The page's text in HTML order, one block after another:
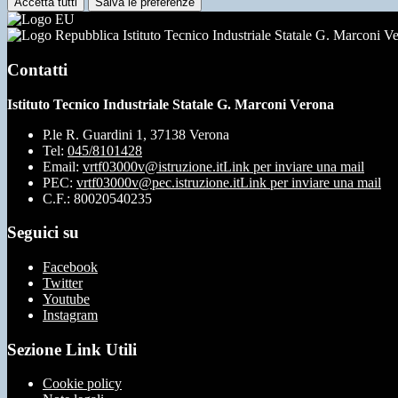
Istituto Tecnico Industriale Statale G. Marconi
Contatti
Istituto Tecnico Industriale Statale G. Marconi Verona
P.le R. Guardini 1, 37138 Verona
Tel: 045/8101428
Email: vrtf03000v@istruzione.itLink per inviare una mail
PEC: vrtf03000v@pec.istruzione.itLink per inviare una mail
C.F.: 80020540235
Seguici su
Facebook
Twitter
Youtube
Instagram
Sezione Link Utili
Cookie policy